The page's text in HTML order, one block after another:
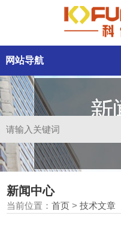
网站导航
新闻中心
当前位置：首页 >技术文章